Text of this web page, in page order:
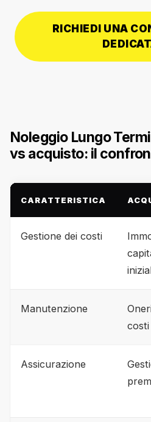
RICHIEDI UNA
Noleggio Lungo
vs acquisto: il
CARATTERISTICA
Gestione dei costi
Manutenzione
Assicurazione